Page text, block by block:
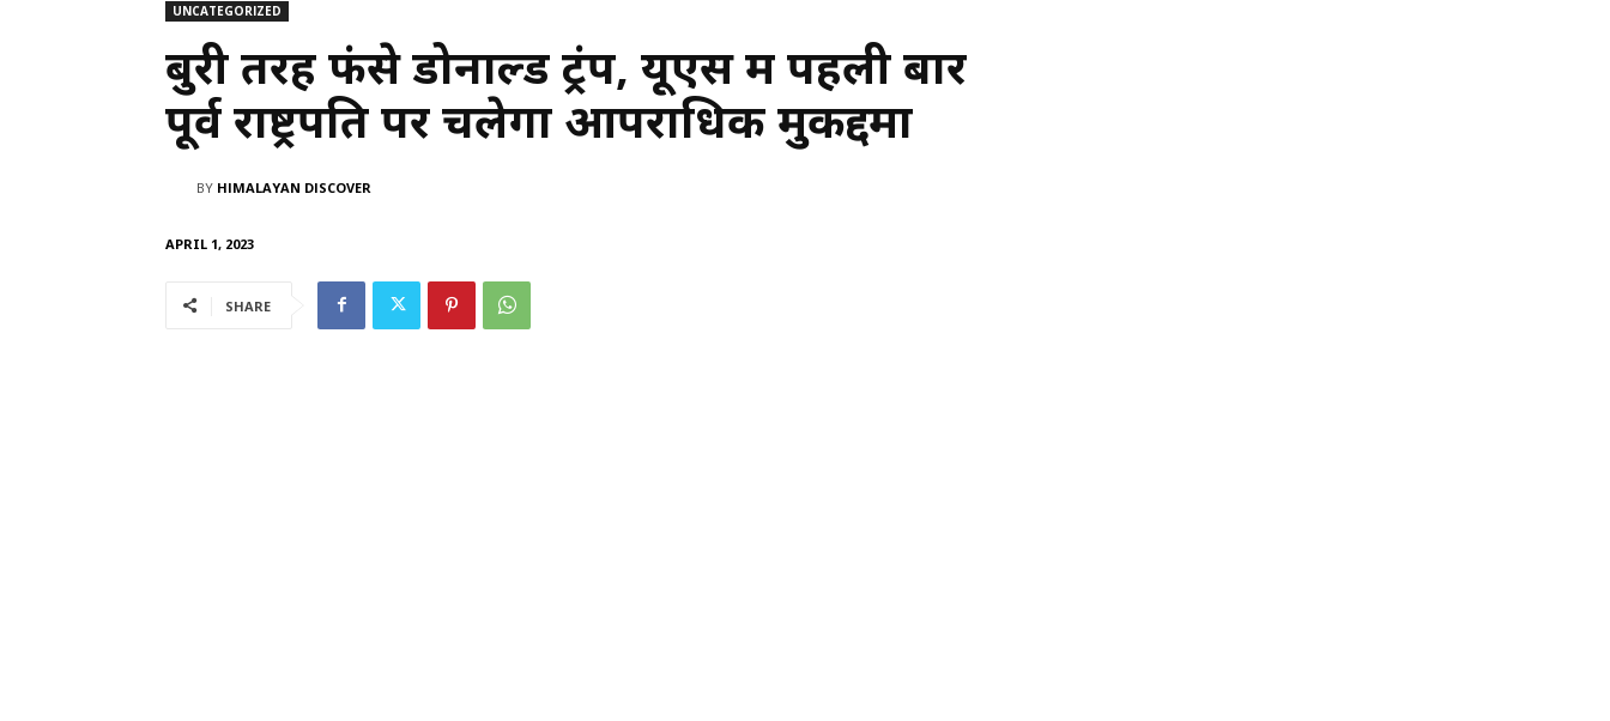
UNCATEGORIZED
बुरी तरह फंसे डोनाल्ड ट्रंप, यूएस में पहली बार
पूर्व राष्ट्रपति पर चलेगा आपराधिक मुकद्दमा
BY HIMALAYAN DISCOVER
APRIL 1, 2023
SHARE